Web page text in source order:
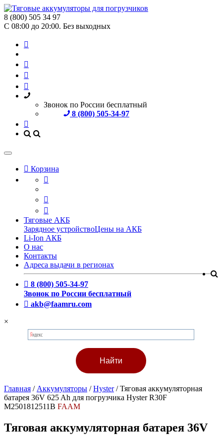
8 (800) 505 34 97
С 08:00 до 20:00. Без выходных
Звонок по России бесплатный
8 (800) 505-34-97
Корзина
Тяговые АКБ
Зарядное устройствоЦены на АКБ
Li-Ion АКБ
О нас
Контакты
Адреса выдачи в регионах
8 (800) 505-34-97
Звонок по России бесплатный
akb@faamru.com
×
Главная / Аккумуляторы /Hyster/Тяговая аккумуляторная
батарея 36V 625 Ah для погрузчика Hyster R30F
M2501812511B FAAM
Тяговая аккумуляторная батарея 36V